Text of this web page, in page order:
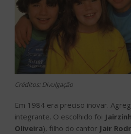
Créditos: Divulgação
Em 1984 era preciso inovar.
integrante. O escolhido foi
Oliveira), filho do cantor Jair